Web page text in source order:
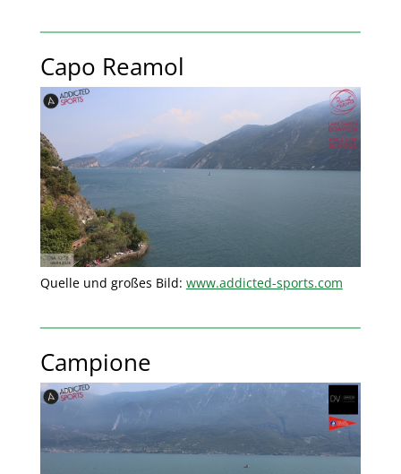
Capo Reamol
Quelle und großes Bild: www.addicted-sports.com
Campione